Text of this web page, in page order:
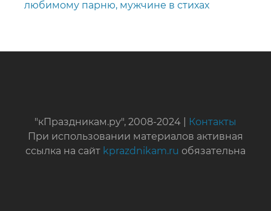
любимому парню, мужчине в стихах
"кПраздникам.ру", 2008-2024 |
Контакты
При использовании материалов активная
ссылка на сайт kprazdnikam.ru обязательна